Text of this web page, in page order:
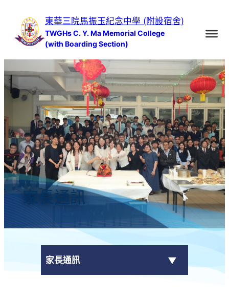
容
東華三院馬振玉紀念中學 (附設宿舍)
TWGHs C. Y. Ma Memorial College
(with Boarding Section)
家長通訊
家長通訊